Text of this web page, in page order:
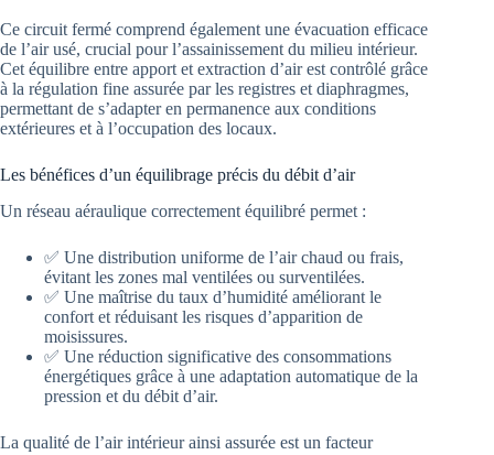
Ce circuit fermé comprend également une évacuation efficace
de l’air usé, crucial pour l’assainissement du milieu intérieur.
Cet équilibre entre apport et extraction d’air est contrôlé grâce
à la régulation fine assurée par les registres et diaphragmes,
permettant de s’adapter en permanence aux conditions
extérieures et à l’occupation des locaux.
Les bénéfices d’un équilibrage précis du débit d’air
Un réseau aéraulique correctement équilibré permet :
✅ Une distribution uniforme de l’air chaud ou frais,
évitant les zones mal ventilées ou surventilées.
✅ Une maîtrise du taux d’humidité améliorant le
confort et réduisant les risques d’apparition de
moisissures.
✅ Une réduction significative des consommations
énergétiques grâce à une adaptation automatique de la
pression et du débit d’air.
La qualité de l’air intérieur ainsi assurée est un facteur